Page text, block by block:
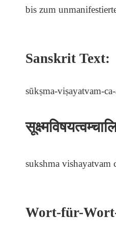
bis zum
Sanskrit Text:
sūkṣma-viṣayatvam-
sukshma vishayatvam
Wort-für-